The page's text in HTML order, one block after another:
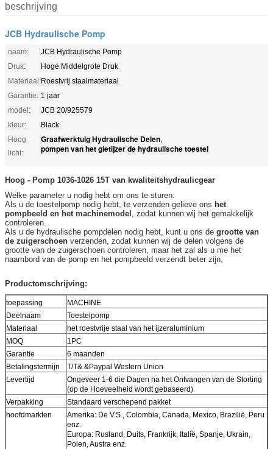
beschrijving
JCB Hydraulische Pomp
naam:
JCB Hydraulische Pomp
Druk:
Hoge Middelgrote Druk
Materiaal:Roestvrij staalmateriaal
Garantie: 1 jaar
model:
JCB 20/925579
kleur:
Black
Hoog
licht:
Graafwerktuig Hydraulische Delen,
pompen van het gietijzer de hydraulische toestel
Hoog - Pomp 1036-1026 15T van kwaliteitshydraulicgear
Welke parameter u nodig hebt om ons te sturen:
Als u de toestelpomp nodig hebt, te verzenden gelieve ons het
pompbeeld en het machinemodel
, zodat kunnen wij het gemakkelijk
controleren.
Als u de hydraulische pompdelen nodig hebt, kunt u ons de grootte van
de zuigerschoen verzenden, zodat kunnen wij de delen volgens de
grootte van de zuigerschoen controleren, maar het zal als u me het
naambord van de pomp en het pompbeeld verzendt beter zijn,
Productomschrijving:
toepassing
MACHINE
Deelnaam
Toestelpomp
Materiaal
het roestvrije staal van het ijzeraluminium
MOQ
1PC
Garantie
6 maanden
Betalingstermijn
T/T& &Paypal Western Union
Levertijd
Ongeveer 1-6 die Dagen na het Ontvangen van de Storting
(op de Hoeveelheid wordt gebaseerd)
Verpakking
Standaard verschepend pakket
hoofdmarkten
Amerika: De V.S., Colombia, Canada, Mexico, Brazilië, Peru
enz.
Europa: Rusland, Duits, Frankrijk, Italië, Spanje, Ukrain,
Polen, Austra enz.